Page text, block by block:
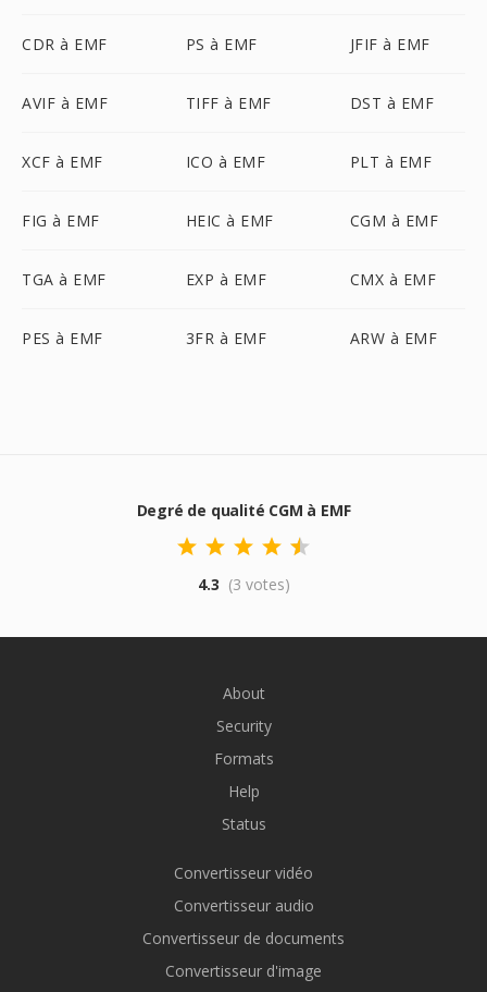
CDR à EMF PS à EMF JFIF à EMF
AVIF à EMF TIFF à EMF DST à EMF
XCF à EMF ICO à EMF PLT à EMF
FIG à EMF HEIC à EMF CGM à EMF
TGA à EMF EXP à EMF CMX à EMF
PES à EMF 3FR à EMF ARW à EMF
Degré de qualité CGM à EMF
4.3 (3 votes)
About
Security
Formats
Help
Status
Convertisseur vidéo
Convertisseur audio
Convertisseur de documents
Convertisseur d'image